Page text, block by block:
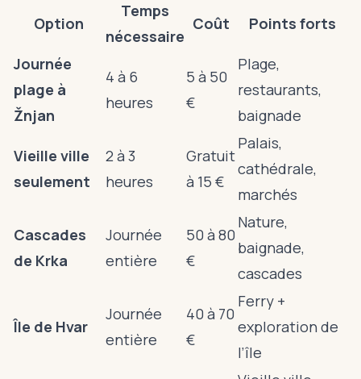
Option
Temps
nécessaire
Coût Points forts
Journée
plage à
Žnjan
4 à 6
heures
5 à 50
€
Plage,
restaurants,
baignade
Vieille ville
seulement
2 à 3
heures
Gratuit
à 15 €
Palais,
cathédrale,
marchés
Cascades
de Krka
Journée
entière
50 à 80
€
Nature,
baignade,
cascades
Île de Hvar
Journée
entière
40 à 70
€
Ferry +
exploration de
l’île